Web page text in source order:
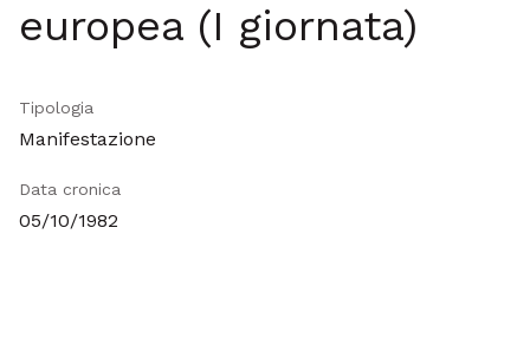
europea (I giornata)
Tipologia
Manifestazione
Data cronica
05/10/1982